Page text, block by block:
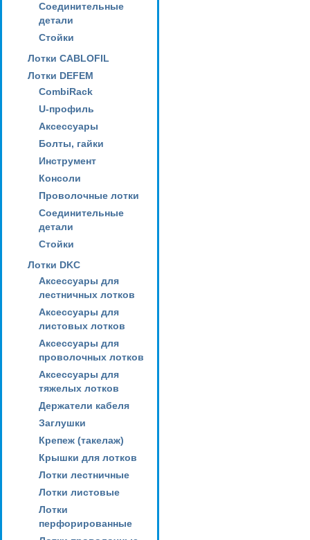
Соединительные
детали
Стойки
Лотки CABLOFIL
Лотки DEFEM
CombiRack
U-профиль
Аксессуары
Болты, гайки
Инструмент
Консоли
Проволочные лотки
Соединительные
детали
Стойки
Лотки DKC
Аксессуары для
лестничных лотков
Аксессуары для
листовых лотков
Аксессуары для
проволочных лотков
Аксессуары для
тяжелых лотков
Держатели кабеля
Заглушки
Крепеж (такелаж)
Крышки для лотков
Лотки лестничные
Лотки листовые
Лотки
перфорированные